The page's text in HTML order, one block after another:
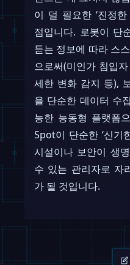
이 덜 필요한 ‘진정
점입니다. 로봇이 단
듣는 정보에 따라 스
으로써(미인가 침입
세한 변화 감지 등),
을 단순한 데이터 수
능한 능동형 플랫폼
Spot이 단순한 ‘신기
시설이나 보안이 생
수 있는 관리자로 자
가 될 것입니다.